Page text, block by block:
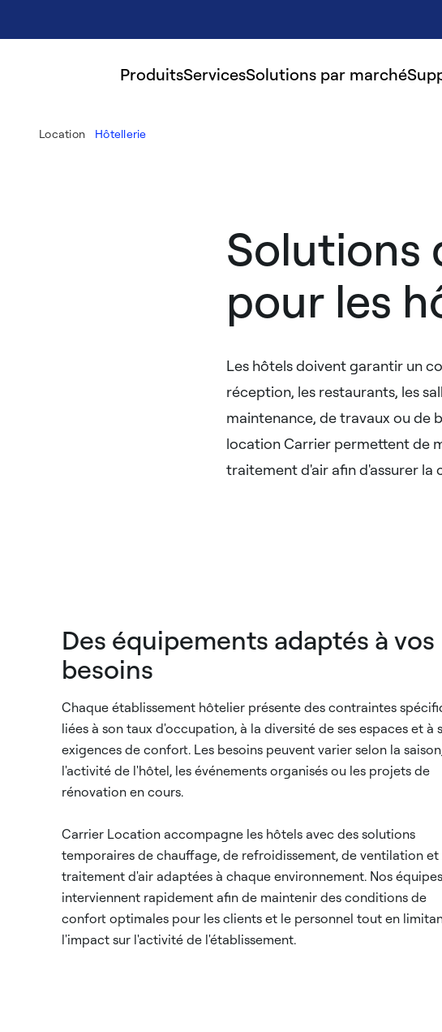
ProduitsServicesSolutions par marché
Location Hôtellerie
Solutions
pour les
Les hôtels doivent garantir un
réception, les restaurants, les
maintenance, de travaux ou de
location Carrier permettent de
traitement d'air afin d'assurer la
Des équipements adaptés à vos
besoins
Chaque établissement hôtelier présente des contraintes
liées à son taux d'occupation, à la diversité de ses espaces et à
exigences de confort. Les besoins peuvent varier selon la
l'activité de l'hôtel, les événements organisés ou les projets de
rénovation en cours.
Carrier Location accompagne les hôtels avec des solutions
temporaires de chauffage, de refroidissement, de ventilation et
traitement d'air adaptées à chaque environnement. Nos équipes
interviennent rapidement afin de maintenir des conditions de
confort optimales pour les clients et le personnel tout en
l'impact sur l'activité de l'établissement.